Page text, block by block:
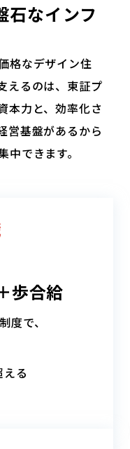
石なインフ
格なデザイン住
えるのは、東証プ
本力と、効率化さ
営基盤があるから
できます。
歩合給
度で、
る